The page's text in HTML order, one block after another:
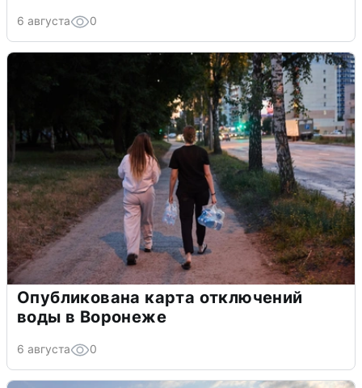
6 августа 0
Опубликована карта отключений
воды в Воронеже
6 августа 0